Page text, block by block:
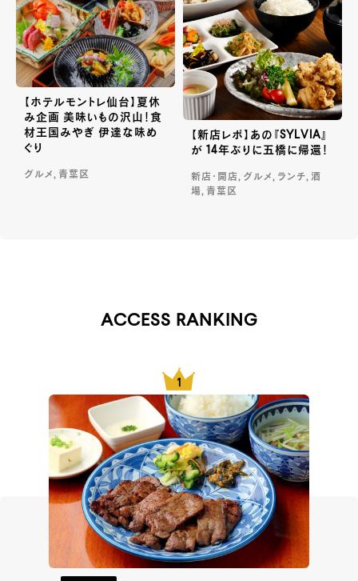
【ホテルモントレ仙台】夏休
み企画 美味いもの沢山！食
材王国みやぎ 伊達な味め
ぐり
グルメ, 青葉区
【新店レポ】あの『SYLVIA』
が 14年ぶりに五橋に帰還！
新店・開店, グルメ, ランチ, 酒
場, 青葉区
ACCESS RANKING